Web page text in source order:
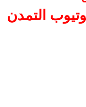
التمدن